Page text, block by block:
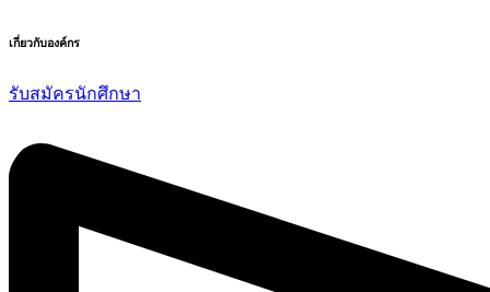
เกี่ยวกับองค์กร
รับสมัครนักศึกษา